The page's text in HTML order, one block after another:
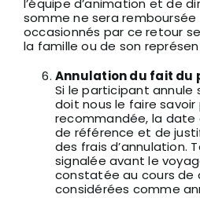
l’équipe d’animation et de
somme ne sera
occasionnés par ce retour
la famille ou de son
Annulation du fait du
Si le participant annule
doit nous le faire
recommandée, la
de référence et de
des frais d’annulation.
signalée avant le
constatée au cours de
considérées comme